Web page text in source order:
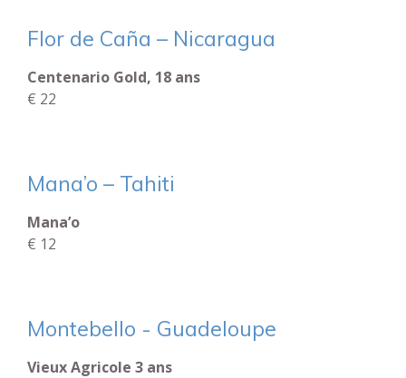
Flor de Caña – Nicaragua
Centenario Gold, 18 ans
€ 22
Mana’o – Tahiti
Mana’o
€ 12
Montebello - Guadeloupe
Vieux Agricole 3 ans